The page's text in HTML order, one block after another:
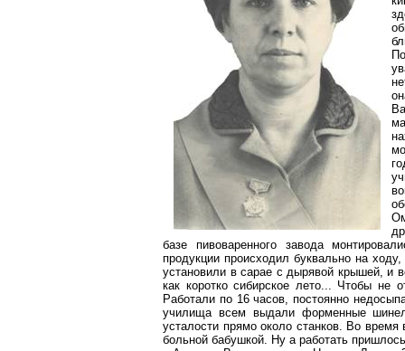
базе пивоваренного завода
продукции происходил буквально на
установили в сарае с дырявой крышей, и
как коротко сибирское лето... Чтобы не
Работали по 16 часов, постоянно
училища всем выдали форменные
усталости прямо около станков. Во
больной бабушкой. Ну а работать